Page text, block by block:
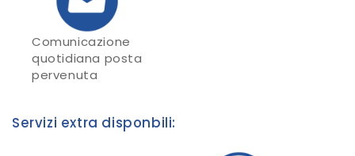
Comunicazione
quotidiana posta
pervenuta
Servizi extra disponbili: